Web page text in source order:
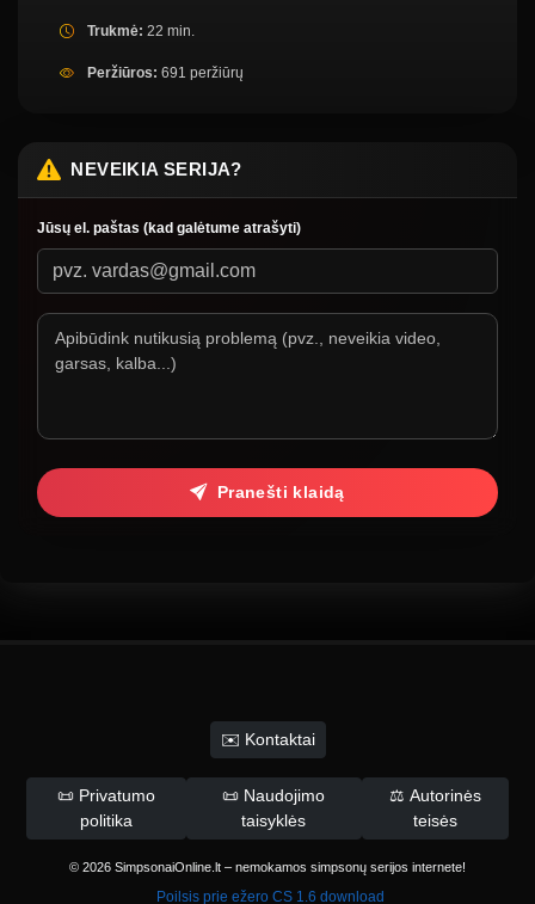
Trukmė: 22 min.
Peržiūros: 691 peržiūrų
NEVEIKIA SERIJA?
Jūsų el. paštas (kad galėtume atrašyti)
Pranešti klaidą
✉️ Kontaktai
📜 Privatumo
politika
📜 Naudojimo
taisyklės
⚖️ Autorinės
teisės
© 2026 SimpsonaiOnline.lt – nemokamos simpsonų serijos internete!
Poilsis prie ežero CS 1.6 download